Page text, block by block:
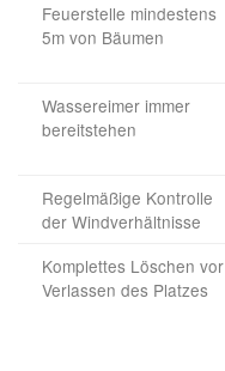
Feuerstelle mindestens
5m von Bäumen
Wassereimer immer
bereitstehen
Regelmäßige Kontrolle
der Windverhältnisse
Komplettes Löschen vor
Verlassen des Platzes